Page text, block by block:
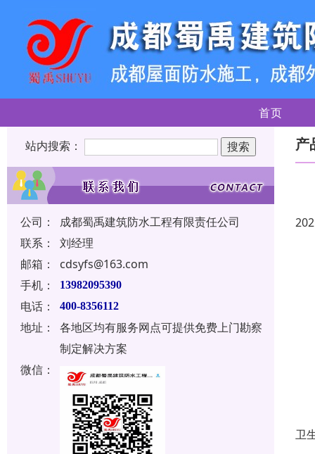
首页
站内搜索：
公司：
成都蜀禹建筑防水工程有限责任公司
联系：
刘经理
邮箱：
cdsyfs@163.com
手机：
13982095390
电话： 400-8356112
地址：
各地区均有服务网点可提供免费上门勘察
制定解决方案
微信：
产
卫